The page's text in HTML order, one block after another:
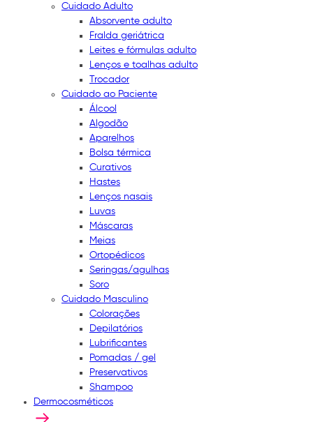
Cuidado Adulto
Absorvente adulto
Fralda geriátrica
Leites e fórmulas adulto
Lenços e toalhas adulto
Trocador
Cuidado ao Paciente
Álcool
Algodão
Aparelhos
Bolsa térmica
Curativos
Hastes
Lenços nasais
Luvas
Máscaras
Meias
Ortopédicos
Seringas/agulhas
Soro
Cuidado Masculino
Colorações
Depilatórios
Lubrificantes
Pomadas / gel
Preservativos
Shampoo
Dermocosméticos